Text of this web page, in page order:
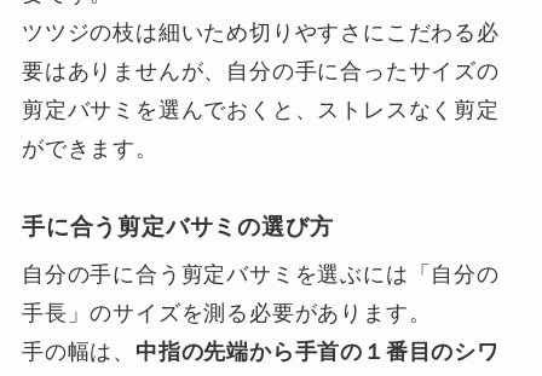
ツツジの枝は細いため切りやすさにこだわる必
要はありませんが、自分の手に合ったサイズの
剪定バサミを選んでおくと、ストレスなく剪定
ができます。
手に合う剪定バサミの選び方
自分の手に合う剪定バサミを選ぶには「自分の
手長」のサイズを測る必要があります。
手の幅は、 中指の先端から手首の１番目のシワ